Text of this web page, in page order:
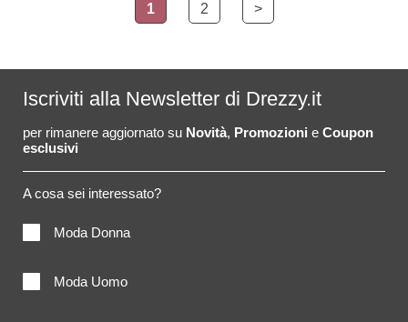
1 2 >
Iscriviti alla Newsletter di Drezzy.it
per rimanere aggiornato su Novità, Promozioni e Coupon
esclusivi
A cosa sei interessato?
Moda Donna
Moda Uomo